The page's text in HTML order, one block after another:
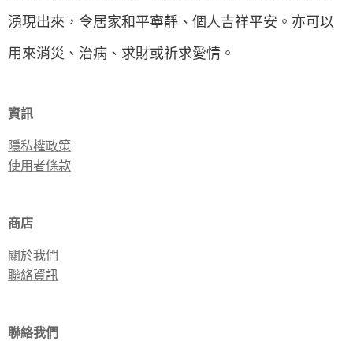
湧現出來，令居家和平寧靜、個人吉祥平安。亦可以
用來消災、治病、求財或祈求愛情。
資訊
隱私權政策
使用者條款
商店
關於我們
聯絡資訊
聯絡我們